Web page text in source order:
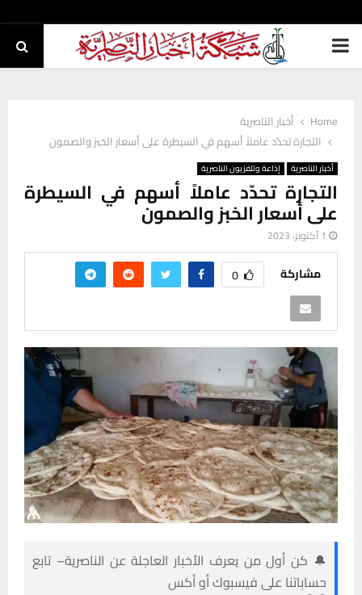
PRIMARY
Home
أخبار الناصرية
التجارة تحدّد عاملاً أسهم في السيطرة على أسعار الخبز والصمون
أخبار الناصرية إذاعة وتلفزيون الناصرية
التجارة تحدّد عاملاً أسهم في السيطرة
على أسعار الخبز والصمون
1 أكتوبر، 2023
مشاركة 0
🔔 كن أول من يعرف الأخبار العاجلة عن الناصرية– تابع
حساباتنا على فيسبوك أو أكس